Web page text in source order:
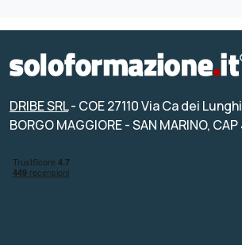
DRIBE SRL- COE 27110 Via Ca dei
BORGO MAGGIORE - SAN MARINO,